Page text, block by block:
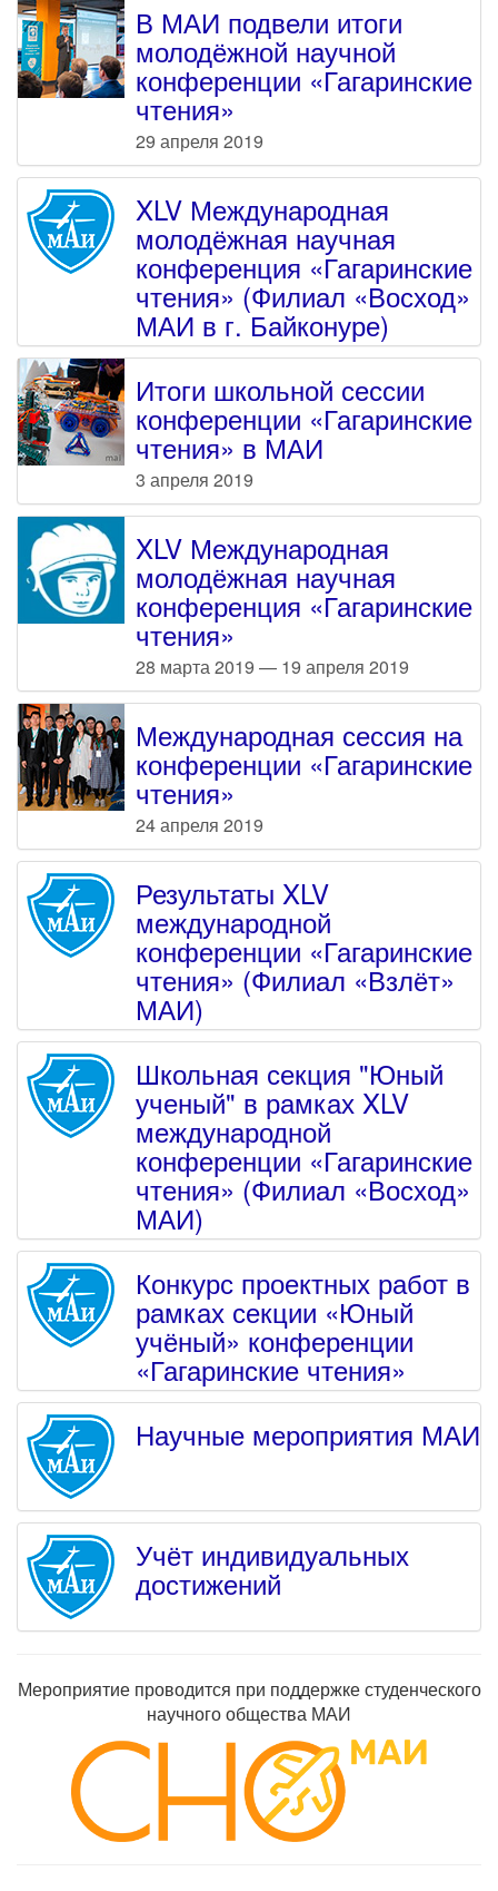
В МАИ подвели итоги
молодёжной научной
конференции «Гагаринские
чтения»
29 апреля 2019
XLV Международная
молодёжная научная
конференция «Гагаринские
чтения» (Филиал «Восход»
МАИ в г. Байконуре)
Итоги школьной сессии
конференции «Гагаринские
чтения» в МАИ
3 апреля 2019
XLV Международная
молодёжная научная
конференция «Гагаринские
чтения»
28 марта 2019 — 19 апреля 2019
Международная сессия на
конференции «Гагаринские
чтения»
24 апреля 2019
Результаты XLV
международной
конференции «Гагаринские
чтения» (Филиал «Взлёт»
МАИ)
Школьная секция "Юный
ученый" в рамках XLV
международной
конференции «Гагаринские
чтения» (Филиал «Восход»
МАИ)
Конкурс проектных работ в
рамках секции «Юный
учёный» конференции
«Гагаринские чтения»
Научные мероприятия МАИ
Учёт индивидуальных
достижений
Мероприятие проводится при поддержке студенческого
научного общества МАИ